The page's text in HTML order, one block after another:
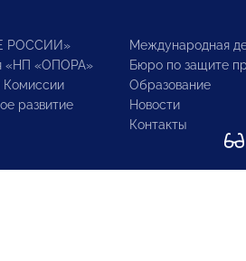
РОССИИ»
«НП «ОПОРА»
Комиссии
развитие
Международная
Бюро по защите
Образование
Новости
Контакты